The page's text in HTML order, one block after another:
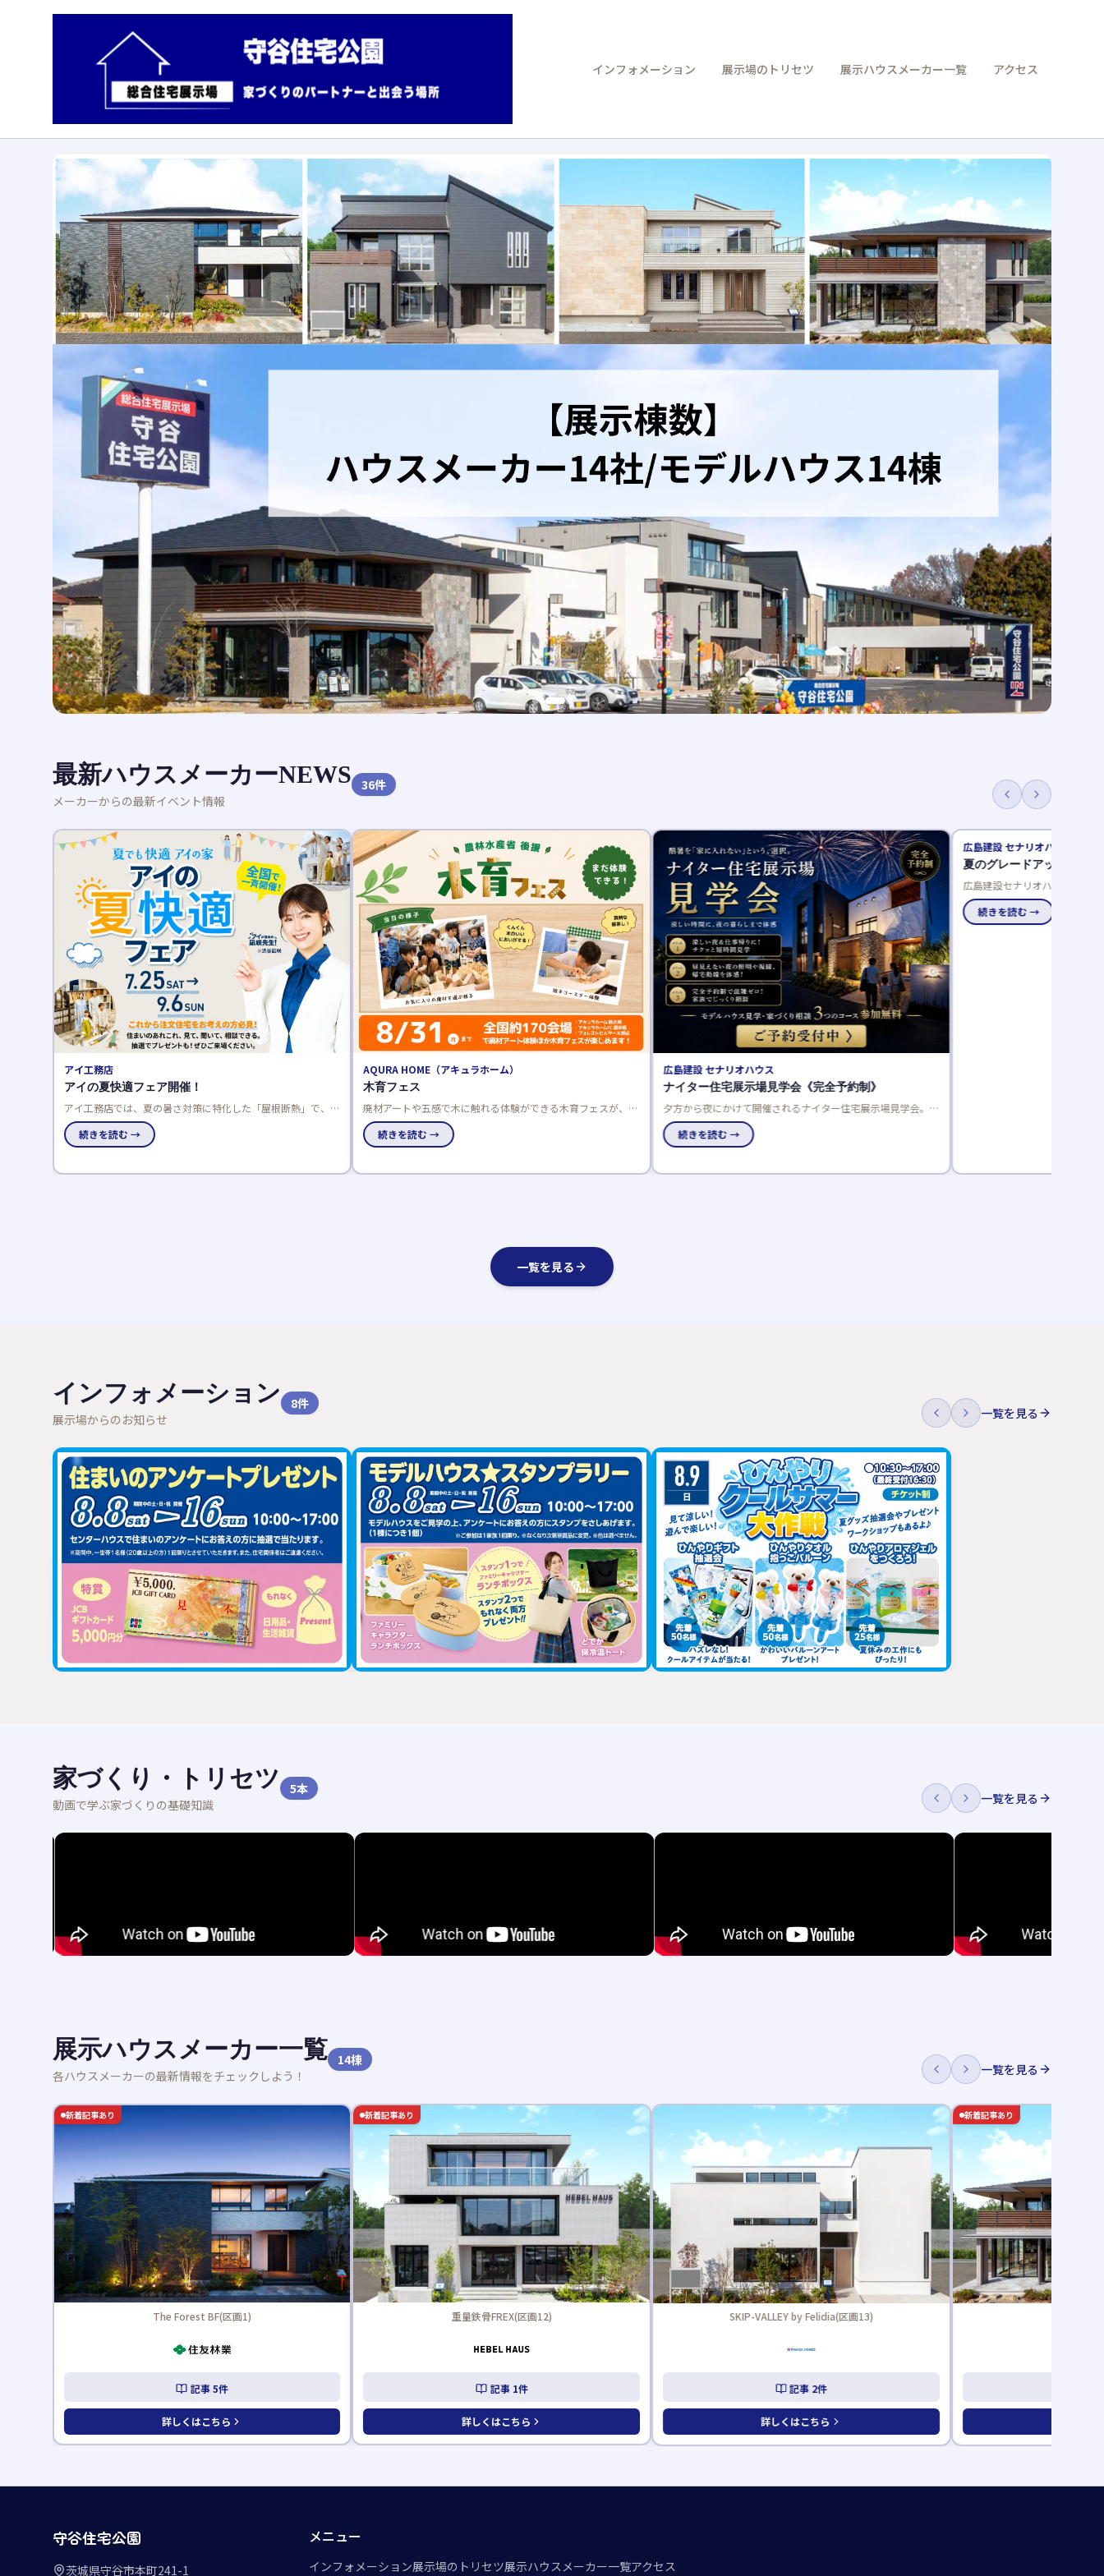
インフォメーション 展示場のトリセツ 展示ハウスメーカー一覧 アクセス
最新ハウスメーカーNEWS
メーカーからの最新イベント情報
36件
した「屋根断熱」で、数
モデルハウスで体感でき
木育フェス
廃材アートや五感で木に触れる体験ができる木育フェスが、全
国のアキュラホーム展示場で8/31まで開催中！夏休みの自由
研究にも最適です。
広島建設 セナリオハウス
夕方から夜にかけて開催されるナイター住宅展示場見学会。完
全予約制なので、お子様連れでも安心して参加できます。共働
きのご夫婦や日中暑くて外出できない方におすすめです。
広島建設 セナリオハウス
夏のグレードアップキャンペーン開催中！
広島建設セナリオハウスで夏のグレードアップキャンペーン開
催中！来場者プレゼントや豪華仕様を選べるご成約特典でお得
に理想の住まいを実現しませんか。
続きを読む →
アイ工務店
アイが強め
アイ工務店の
りやすく解説
一覧を見る
インフォメーション
展示場からのお知らせ
8件
一覧を見る
家づくり・トリセツ
動画で学ぶ家づくりの基礎知識
5本
一覧を見る
展示ハウスメーカー一覧
各ハウスメーカーの最新情報をチェックしよう！
14棟
一覧を見る
新着記事あり
重量鉄骨FREX(区画12)
記事1件
詳しくはこちら
SKIP-VALLEY by Felidia(区画13)
記事 2件
詳しくはこちら
イズ(区画14)
記事6件
詳しくはこちら
新着記事あり
守谷住宅公園
茨城県守谷市本町241-1
メニュー
インフォメーション展示場のトリセツ展示ハウスメーカー一覧アクセス